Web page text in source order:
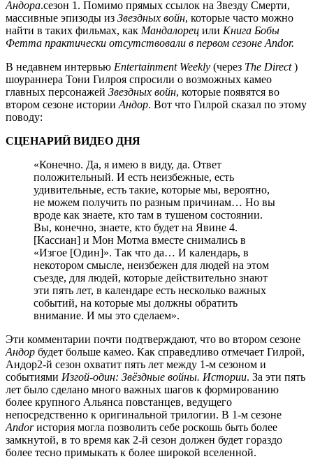
Андора.сезон 1. Помимо прямых ссылок на Звезду Смерти,
массивные эпизоды из Звездных войн, которые часто можно
найти в таких фильмах, как Мандалорец или Книга Бобы
Фетта практически отсутствовали в первом сезоне Andor.
В недавнем интервью Entertainment Weekly (через The Direct)
шоураннера Тони Гилроя спросили о возможных камео
главных персонажей Звездных войн, которые появятся во
втором сезоне истории Андор. Вот что Гилрой сказал по этому
поводу:
СЦЕНАРИЙ ВИДЕО ДНЯ
«Конечно. Да, я имею в виду, да. Ответ
положительный. И есть неизбежные, есть
удивительные, есть такие, которые мы, вероятно,
не можем получить по разным причинам… Но вы
вроде как знаете, кто там в тушеном состоянии.
Вы, конечно, знаете, кто будет на Явине 4.
[Кассиан] и Мон Мотма вместе снимались в
«Изгое [Один]». Так что да… И календарь, в
некотором смысле, неизбежен для людей на этом
съезде, для людей, которые действительно знают
эти пять лет, в календаре есть несколько важных
событий, на которые мы должны обратить
внимание. И мы это сделаем».
Эти комментарии почти подтверждают, что во втором сезоне
Андор будет больше камео. Как справедливо отмечает Гилрой,
Андор2-й сезон охватит пять лет между 1-м сезоном и
событиями Изгой-один: Звёздные войны. Истории. За эти пять
лет было сделано много важных шагов к формированию
более крупного Альянса повстанцев, ведущего
непосредственно к оригинальной трилогии. В 1-м сезоне
Andorистория могла позволить себе роскошь быть более
замкнутой, в то время как 2-й сезон должен будет гораздо
более тесно примыкать к более широкой вселенной.